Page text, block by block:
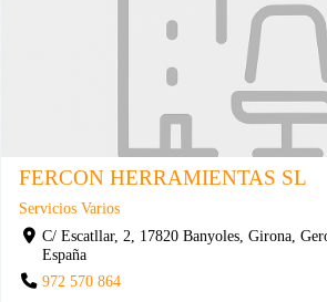
FERCON HERRAMIENTAS SL
Servicios Varios
C/ Escatllar, 2, 17820 Banyoles, Girona,
España
972 570 864